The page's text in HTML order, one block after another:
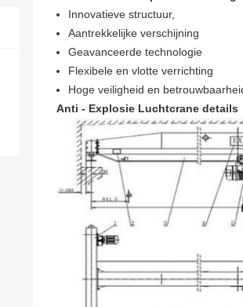
Innovatieve structuur,
Aantrekkelijke verschijning
Geavanceerde technologie
Flexibele en vlotte verrichting
Hoge veiligheid en
Anti - Explosie Luchtcrane details